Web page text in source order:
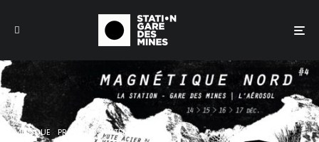
MUSIQUE PROJECTION TEMPS FORT